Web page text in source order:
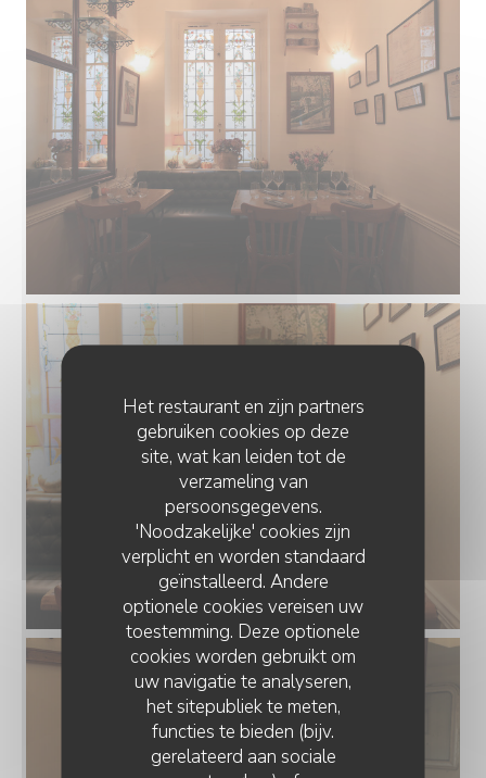
Het restaurant en zijn partners
gebruiken cookies op deze
site, wat kan leiden tot de
verzameling van
persoonsgegevens.
'Noodzakelijke' cookies zijn
verplicht en worden standaard
geïnstalleerd. Andere
optionele cookies vereisen uw
toestemming. Deze optionele
cookies worden gebruikt om
uw navigatie te analyseren,
het sitepubliek te meten,
functies te bieden (bijv.
gerelateerd aan sociale